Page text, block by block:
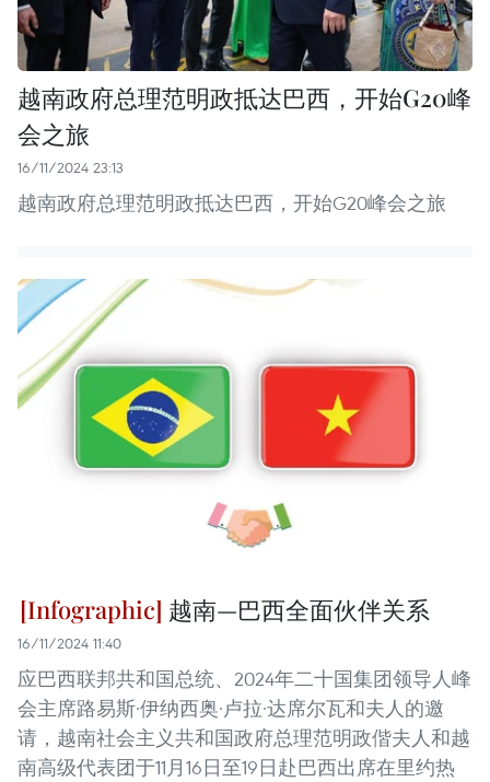
越南政府总理范明政抵达巴西，开始G20峰
会之旅
16/11/2024 23:13
越南政府总理范明政抵达巴西，开始G20峰会之旅
越南—巴西全面伙伴关系
16/11/2024 11:40
应巴西联邦共和国总统、2024年二十国集团领导人峰
会主席路易斯·伊纳西奥·卢拉·达席尔瓦和夫人的邀
请，越南社会主义共和国政府总理范明政偕夫人和越
南高级代表团于11月16日至19日赴巴西出席在里约热